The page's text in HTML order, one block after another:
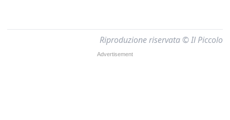
Riproduzione riservata © Il Piccolo